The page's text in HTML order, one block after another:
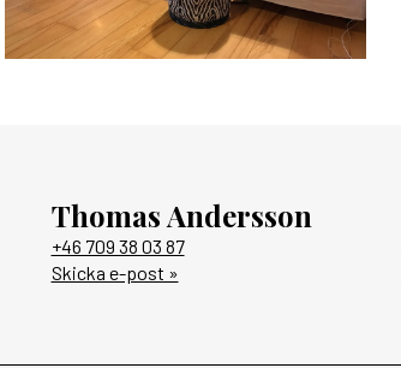
Thomas Andersson
+46 709 38 03 87
Skicka e-post »